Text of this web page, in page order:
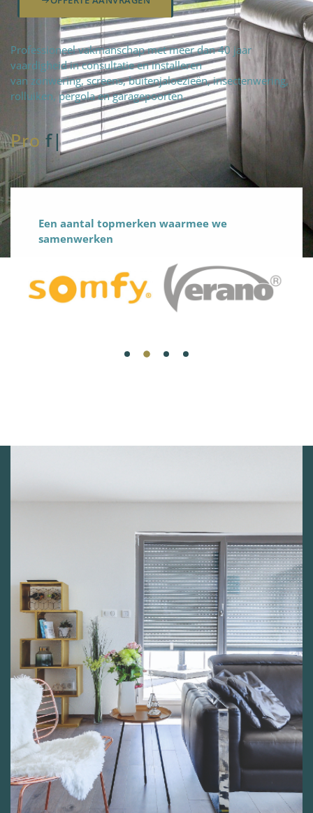
Professioneel vakmanschap met meer dan 40 jaar
vaardigheid in consultatie en installeren
van zonwering, screens, buitenjaloezieën, insectenwering,
rolluiken, pergola en garagepoorten.
Pro fteam|
Een aantal topmerken waarmee we
samenwerken